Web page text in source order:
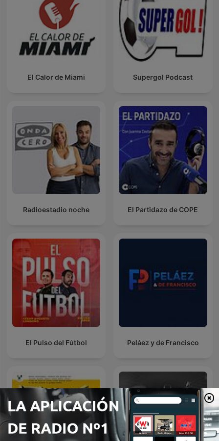
El Calor de Miami Supergol Podcast
Radioestadio noche El Partidazo de COPE
El Pulso del Fútbol Peláez y de Francisco